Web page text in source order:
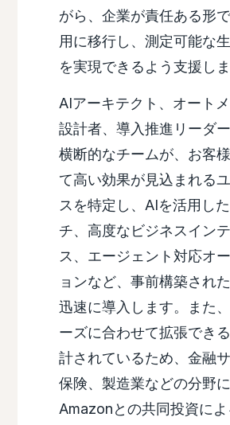
がら、企業が責任ある形
用に移行し、測定可能な
を実現できるよう支援しま
AIアーキテクト、オート
設計者、導入推進リーダ
横断的なチームが、お客
て高い効果が見込まれる
スを特定し、AIを活用し
チ、高度なビジネスイン
ス、エージェント対応オ
ョンなど、事前構築され
迅速に導入します。また
ーズに合わせて拡張でき
計されているため、金融サ
保険、製造業などの分野に
Amazonとの共同投資によ